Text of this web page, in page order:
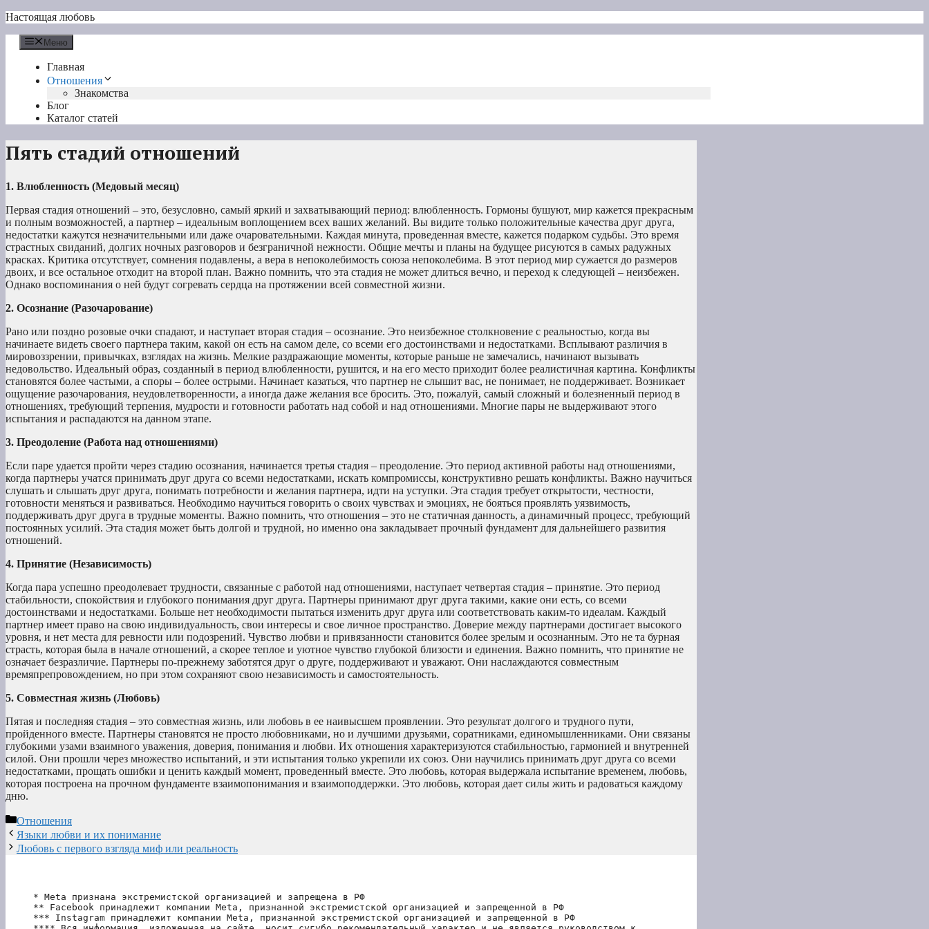
Перейти
содержимому
Настоящая любовь
Меню
Главная
Отношения
Знакомства
Блог
Каталог статей
Пять стадий отношений
1. Влюбленность (Медовый месяц)
Первая стадия отношений – это, безусловно, самый яркий и захватывающий период: влюбленность. Гормоны бушуют, мир кажется прекрасным
и полным возможностей, а партнер – идеальным воплощением всех ваших желаний. Вы видите только положительные качества друг друга,
недостатки кажутся незначительными или даже очаровательными. Каждая минута, проведенная вместе, кажется подарком судьбы. Это время
страстных свиданий, долгих ночных разговоров и безграничной нежности. Общие мечты и планы на будущее рисуются в самых радужных
красках. Критика отсутствует, сомнения подавлены, а вера в непоколебимость союза непоколебима. В этот период мир сужается до размеров
двоих, и все остальное отходит на второй план. Важно помнить, что эта стадия не может длиться вечно, и переход к следующей – неизбежен.
Однако воспоминания о ней будут согревать сердца на протяжении всей совместной жизни.
2. Осознание (Разочарование)
Рано или поздно розовые очки спадают, и наступает вторая стадия – осознание. Это неизбежное столкновение с реальностью, когда вы
начинаете видеть своего партнера таким, какой он есть на самом деле, со всеми его достоинствами и недостатками. Всплывают различия в
мировоззрении, привычках, взглядах на жизнь. Мелкие раздражающие моменты, которые раньше не замечались, начинают вызывать
недовольство. Идеальный образ, созданный в период влюбленности, рушится, и на его место приходит более реалистичная картина. Конфликты
становятся более частыми, а споры – более острыми. Начинает казаться, что партнер не слышит вас, не понимает, не поддерживает. Возникает
ощущение разочарования, неудовлетворенности, а иногда даже желания все бросить. Это, пожалуй, самый сложный и болезненный период в
отношениях, требующий терпения, мудрости и готовности работать над собой и над отношениями. Многие пары не выдерживают этого
испытания и распадаются на данном этапе.
3. Преодоление (Работа над отношениями)
Если паре удается пройти через стадию осознания, начинается третья стадия – преодоление. Это период активной работы над отношениями,
когда партнеры учатся принимать друг друга со всеми недостатками, искать компромиссы, конструктивно решать конфликты. Важно научиться
слушать и слышать друг друга, понимать потребности и желания партнера, идти на уступки. Эта стадия требует открытости, честности,
готовности меняться и развиваться. Необходимо научиться говорить о своих чувствах и эмоциях, не бояться проявлять уязвимость,
поддерживать друг друга в трудные моменты. Важно помнить, что отношения – это не статичная данность, а динамичный процесс, требующий
постоянных усилий. Эта стадия может быть долгой и трудной, но именно она закладывает прочный фундамент для дальнейшего развития
отношений.
4. Принятие (Независимость)
Когда пара успешно преодолевает трудности, связанные с работой над отношениями, наступает четвертая стадия – принятие. Это период
стабильности, спокойствия и глубокого понимания друг друга. Партнеры принимают друг друга такими, какие они есть, со всеми
достоинствами и недостатками. Больше нет необходимости пытаться изменить друг друга или соответствовать каким-то идеалам. Каждый
партнер имеет право на свою индивидуальность, свои интересы и свое личное пространство. Доверие между партнерами достигает высокого
уровня, и нет места для ревности или подозрений. Чувство любви и привязанности становится более зрелым и осознанным. Это не та бурная
страсть, которая была в начале отношений, а скорее теплое и уютное чувство глубокой близости и единения. Важно помнить, что принятие не
означает безразличие. Партнеры по-прежнему заботятся друг о друге, поддерживают и уважают. Они наслаждаются совместным
времяпрепровождением, но при этом сохраняют свою независимость и самостоятельность.
5. Совместная жизнь (Любовь)
Пятая и последняя стадия – это совместная жизнь, или любовь в ее наивысшем проявлении. Это результат долгого и трудного пути,
пройденного вместе. Партнеры становятся не просто любовниками, но и лучшими друзьями, соратниками, единомышленниками. Они связаны
глубокими узами взаимного уважения, доверия, понимания и любви. Их отношения характеризуются стабильностью, гармонией и внутренней
силой. Они прошли через множество испытаний, и эти испытания только укрепили их союз. Они научились принимать друг друга со всеми
недостатками, прощать ошибки и ценить каждый момент, проведенный вместе. Это любовь, которая выдержала испытание временем, любовь,
которая построена на прочном фундаменте взаимопонимания и взаимоподдержки. Это любовь, которая дает силы жить и радоваться каждому
дню.
Рубрики
Отношения
Языки любви и их понимание
Любовь с первого взгляда миф или реальность
* Meta признана экстремистской организацией и запрещена в РФ
** Facebook принадлежит компании Meta, признанной экстремистской организацией и запрещенной в РФ
*** Instagram принадлежит компании Meta, признанной экстремистской организацией и запрещенной в РФ